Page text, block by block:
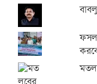
ফসল